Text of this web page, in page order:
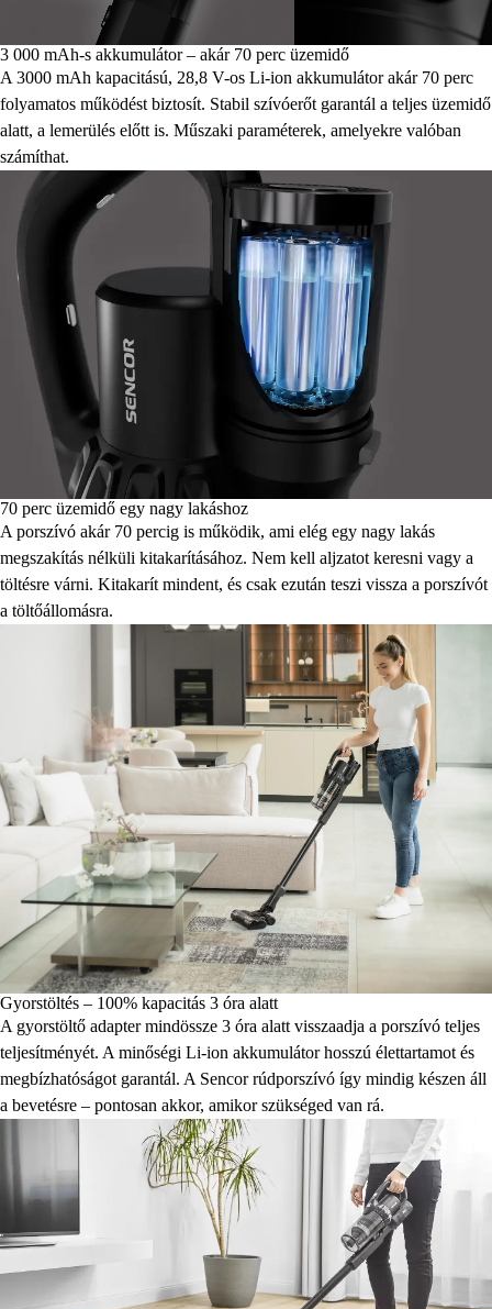
3 000 mAh-s akkumulátor – akár 70 perc üzemidő
A 3000 mAh kapacitású, 28,8 V-os Li-ion akkumulátor akár 70 perc
folyamatos működést biztosít. Stabil szívóerőt garantál a teljes üzemidő
alatt, a lemerülés előtt is. Műszaki paraméterek, amelyekre valóban
számíthat.
70 perc üzemidő egy nagy lakáshoz
A porszívó akár 70 percig is működik, ami elég egy nagy lakás
megszakítás nélküli kitakarításához. Nem kell aljzatot keresni vagy a
töltésre várni. Kitakarít mindent, és csak ezután teszi vissza a porszívót
a töltőállomásra.
Gyorstöltés – 100% kapacitás 3 óra alatt
A gyorstöltő adapter mindössze 3 óra alatt visszaadja a porszívó teljes
teljesítményét. A minőségi Li-ion akkumulátor hosszú élettartamot és
megbízhatóságot garantál. A Sencor rúdporszívó így mindig készen áll
a bevetésre – pontosan akkor, amikor szükséged van rá.